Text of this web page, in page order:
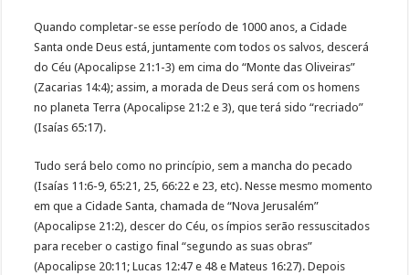
Quando completar-se esse período de 1000 anos, a Cidade
Santa onde Deus está, juntamente com todos os salvos, descerá
do Céu (Apocalipse 21:1-3) em cima do “Monte das Oliveiras”
(Zacarias 14:4); assim, a morada de Deus será com os homens
no planeta Terra (Apocalipse 21:2 e 3), que terá sido “recriado”
(Isaías 65:17).
Tudo será belo como no princípio, sem a mancha do pecado
(Isaías 11:6-9, 65:21, 25, 66:22 e 23, etc). Nesse mesmo momento
em que a Cidade Santa, chamada de “Nova Jerusalém”
(Apocalipse 21:2), descer do Céu, os ímpios serão ressuscitados
para receber o castigo final “segundo as suas obras”
(Apocalipse 20:11; Lucas 12:47 e 48 e Mateus 16:27). Depois